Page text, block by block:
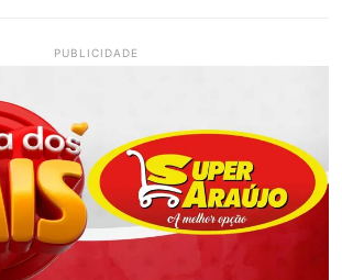
PUBLICIDADE